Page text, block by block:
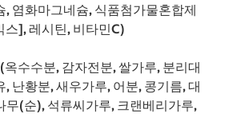
, 염화마그네슘, 식품첨가물혼합제
], 레시틴, 비타민C)
수수분, 감자전분, 쌀가루, 분리대
, 난황분, 새우가루, 어분, 콩기름, 대
무(순), 석류씨가루, 크랜베리가루,